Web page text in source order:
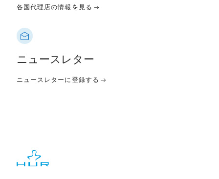
各国代理店の情報を見る
ニュースレター
ニュースレターに登録する